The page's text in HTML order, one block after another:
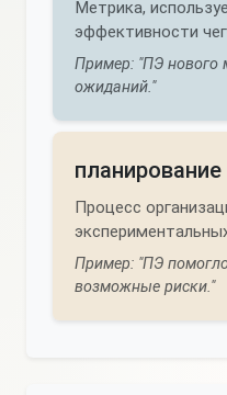
Метрика,
эффективности
Пример: "ПЭ нового
ожиданий."
Процесс
Пример: "ПЭ
возможные риски."